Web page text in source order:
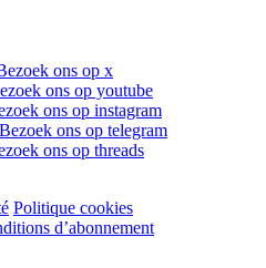
ons op x
ons op youtube
ons op instagram
Bezoek ons op telegram
ons op threads
Politique cookies
d’abonnement